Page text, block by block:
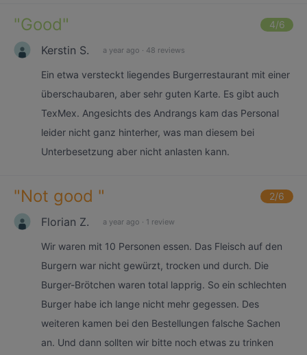
"Good" 4/6
Kerstin S. a year ago · 48 reviews
Ein etwa versteckt liegendes Burgerrestaurant mit einer
überschaubaren, aber sehr guten Karte. Es gibt auch
TexMex. Angesichts des Andrangs kam das Personal
leider nicht ganz hinterher, was man diesem bei
Unterbesetzung aber nicht anlasten kann.
"Not good " 2/6
Florian Z. a year ago · 1 review
Wir waren mit 10 Personen essen. Das Fleisch auf den
Burgern war nicht gewürzt, trocken und durch. Die
Burger-Brötchen waren total lapprig. So ein schlechten
Burger habe ich lange nicht mehr gegessen. Des
weiteren kamen bei den Bestellungen falsche Sachen
an. Und dann sollten wir bitte noch etwas zu trinken